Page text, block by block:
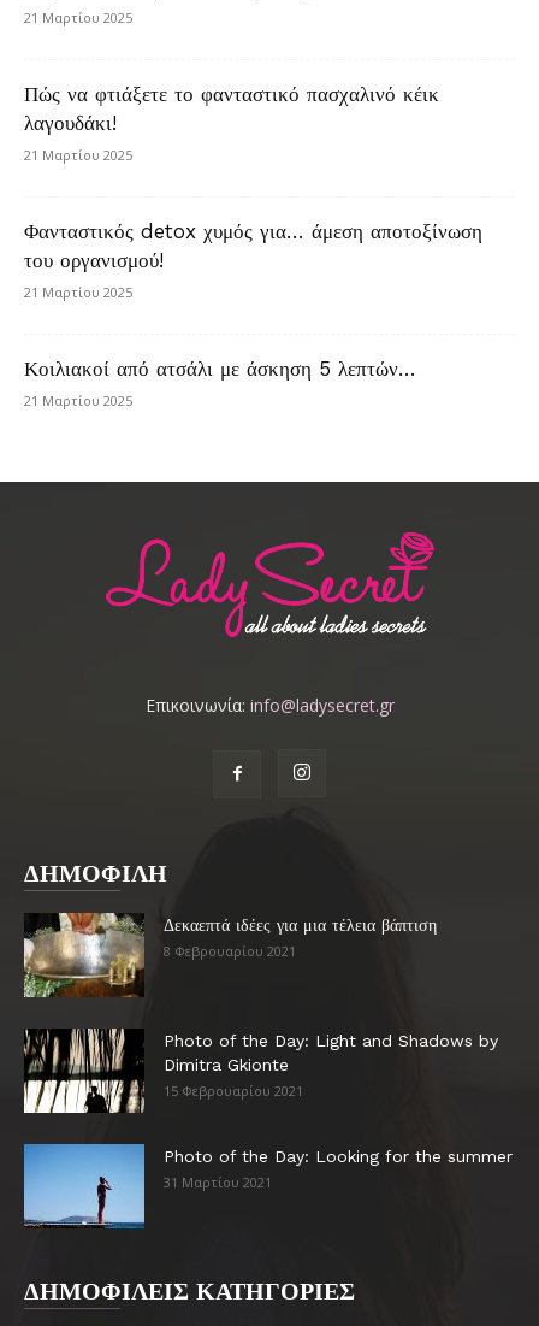
21 Μαρτίου 2025
Πώς να φτιάξετε το φανταστικό πασχαλινό κέικ
λαγουδάκι!
21 Μαρτίου 2025
Φανταστικός detox χυμός για… άμεση αποτοξίνωση
του οργανισμού!
21 Μαρτίου 2025
Κοιλιακοί από ατσάλι με άσκηση 5 λεπτών…
21 Μαρτίου 2025
Επικοινωνία: info@ladysecret.gr
ΔΗΜΟΦΙΛΗ
Δεκαεπτά ιδέες για μια τέλεια βάπτιση
8 Φεβρουαρίου 2021
Photo of the Day: Light and Shadows by
Dimitra Gkionte
15 Φεβρουαρίου 2021
Photo of the Day: Looking for the summer
31 Μαρτίου 2021
ΔΗΜΟΦΙΛΕΙΣ ΚΑΤΗΓΟΡΙΕΣ